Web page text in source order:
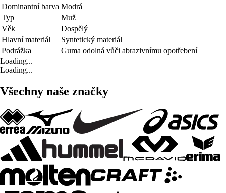
Dominantní barva Modrá
Typ
Muž
Věk
Dospělý
Hlavní materiál
Syntetický materiál
Podrážka
Guma odolná vůči abrazivnímu opotřebení
Loading...
Loading...
Všechny naše značky